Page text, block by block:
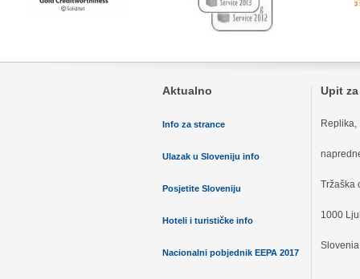
Aktualno
Info za strance
Ulazak u Sloveniju info
Posjetite Sloveniju
Hoteli i turističke info
Nacionalni pobjednik EEPA 2017
Upit
Replika,
Tržaška
1000